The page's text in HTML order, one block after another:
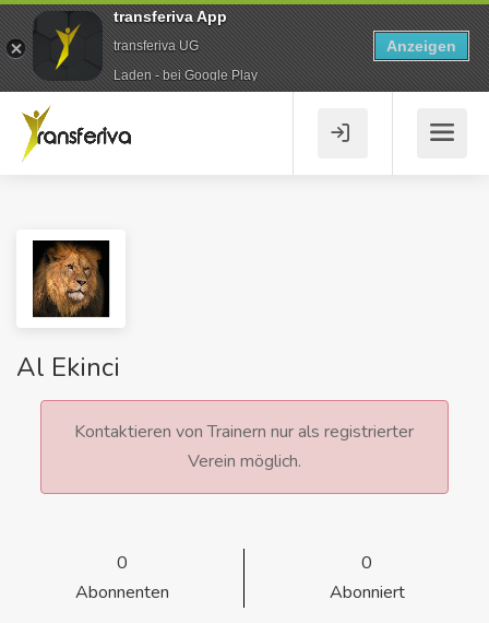
Al Ekinci
Kontaktieren von Trainern nur als registrierter
Verein möglich.
0
Abonnenten
0
Abonniert
transferiva App
transferiva UG
Laden - bei Google Play
Anzeigen